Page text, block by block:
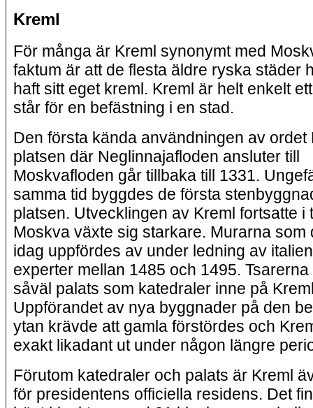
Kreml
För många är Kreml synonymt med
faktum är att de flesta äldre ryska städer
haft sitt eget kreml. Kreml är helt enkelt
står för en befästning i en stad.
Den första kända användningen av ordet
platsen där Neglinnajafloden ansluter till
Moskvafloden går tillbaka till 1331.
samma tid byggdes de första
platsen. Utvecklingen av Kreml fortsatte i
Moskva växte sig starkare. Murarna som
idag uppfördes av under ledning av
experter mellan 1485 och 1495.
såväl palats som katedraler inne på
Uppförandet av nya byggnader på den
ytan krävde att gamla förstördes och
exakt likadant ut under någon längre
Förutom katedraler och palats är Kreml
för presidentens officiella residens. Det